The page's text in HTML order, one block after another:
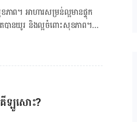
មីន​ផ្សេងៗ និង​​ល្អ​សម្រាប់​ញ៉ាំ​​ជា​
សម្រក​ទម្ងន់​បាន​​ដែរ។ ដំណឹង​ល្អ​គឺ​
សៃ​ដល់​រាង​កាយ​​​ប្រមាណ​ជា​៤,៤​
ឡូ​។​ ៤.ក្រូច​ថ្លុង ក្រូច​
ផ្លែ​ចេក​ចាត់​ទុក​ថា​ជា​អាហារ​​
ជាង​ផ្លែ​ឈើ​ភាគ​ច្រើន​ដែល​មាន​
រាត ២៧ ក្រាម​ក៏​ដោយ​ក៏​វា​អាច​ជួយ​
ព។ អាហារសម្រន់​ល្អមានផ្ទុក
តបានយូរ និង​ល្អចំពោះសុខភាព។
យស្រកគីឡូវិញ។ ១. ទំពាំងបាយជូរ
ារបំពេញចំណង់ញុំារបស់ផ្អែម។ វា
ប្រឆាំង​អុកស៊ីត​កម្ម​។ល។ ទំពាំង
ារ​ឃ្លាន​ញឹកញាប់។ ២. ផ្លែលម៉ើ
ជួយកាត់បន្ថយជាតិខ្លាញ់​លើស​ក្នុង
ទី៖ គ្រាប់
គីឡូសោះ?